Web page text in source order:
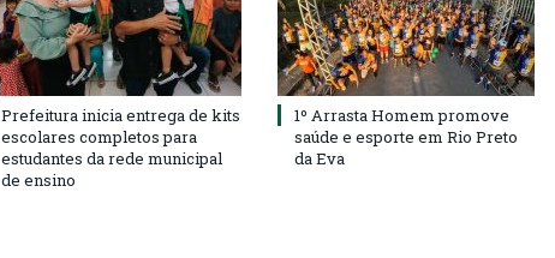
Prefeitura inicia entrega de kits
escolares completos para
estudantes da rede municipal
de ensino
1º Arrasta Homem promove
saúde e esporte em Rio Preto
da Eva